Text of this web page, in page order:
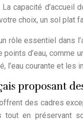
capacité d’accueil
choix, un sol plat
un rôle essentiel
d’eau, comme
l’eau courante et les
proposant
des cadres
en préservant